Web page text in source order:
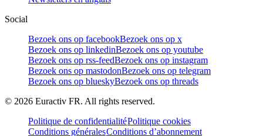
Social
Bezoek ons op facebookBezoek ons op x
Bezoek ons op linkedinBezoek ons op youtube
Bezoek ons op rss-feedBezoek ons op instagram
Bezoek ons op mastodonBezoek ons op telegram
Bezoek ons op blueskyBezoek ons op threads
© 2026 Euractiv FR. All rights reserved.
Politique de confidentialitéPolitique cookies
Conditions généralesConditions d’abonnement